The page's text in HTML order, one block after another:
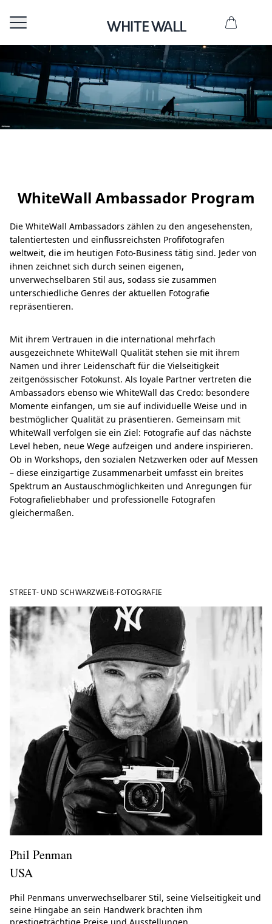
WhiteWall Ambassador Program
Die WhiteWall Ambassadors zählen zu den angesehensten,
talentiertesten und einflussreichsten Profifotografen
weltweit, die im heutigen Foto-Business tätig sind. Jeder von
ihnen zeichnet sich durch seinen eigenen,
unverwechselbaren Stil aus, sodass sie zusammen
unterschiedliche Genres der aktuellen Fotografie
repräsentieren.
Mit ihrem Vertrauen in die international mehrfach
ausgezeichnete WhiteWall Qualität stehen sie mit ihrem
Namen und ihrer Leidenschaft für die Vielseitigkeit
zeitgenössischer Fotokunst. Als loyale Partner vertreten die
Ambassadors ebenso wie WhiteWall das Credo: besondere
Momente einfangen, um sie auf individuelle Weise und in
bestmöglicher Qualität zu präsentieren. Gemeinsam mit
WhiteWall verfolgen sie ein Ziel: Fotografie auf das nächste
Level heben, neue Wege aufzeigen und andere inspirieren.
Ob in Workshops, den sozialen Netzwerken oder auf Messen
– diese einzigartige Zusammenarbeit umfasst ein breites
Spektrum an Austauschmöglichkeiten und Anregungen für
Fotografieliebhaber und professionelle Fotografen
gleichermaßen.
STREET- UND SCHWARZWEiß-FOTOGRAFIE
Phil Penman
USA
Phil Penmans unverwechselbarer Stil, seine Vielseitigkeit und
seine Hingabe an sein Handwerk brachten ihm
prestigeträchtige Preise und Ausstellungen.